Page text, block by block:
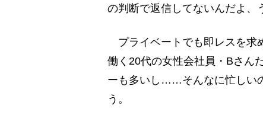
の判断で返信してないんだよ、
プライベートでも即レスを求
働く20代の女性会社員・Bさん
ーも多いし……そんなに忙しい
う。